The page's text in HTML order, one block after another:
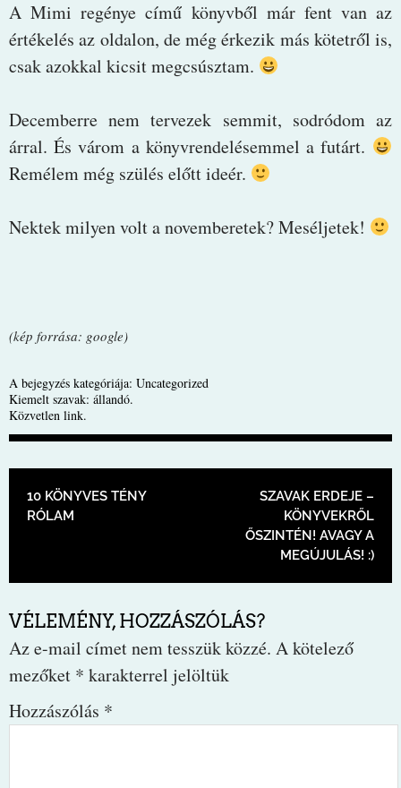
A Mimi regénye című könyvből már fent van az
értékelés az oldalon, de még érkezik más kötetről is,
csak azokkal kicsit megcsúsztam.
Decemberre nem tervezek semmit, sodródom az
árral. És várom a könyvrendelésemmel a futárt.
Remélem még szülés előtt ideér.
Nektek milyen volt a novemberetek? Meséljetek!
(kép forrása: google)
A bejegyzés kategóriája: Uncategorized
Kiemelt szavak: állandó.
Közvetlen link.
BEJEGYZÉS NAVIGÁCIÓ
10 KÖNYVES TÉNY
RÓLAM
SZAVAK ERDEJE –
KÖNYVEKRŐL
ŐSZINTÉN! AVAGY A
MEGÚJULÁS! :)
VÉLEMÉNY, HOZZÁSZÓLÁS?
Az e-mail címet nem tesszük közzé. A kötelező
mezőket * karakterrel jelöltük
Hozzászólás *